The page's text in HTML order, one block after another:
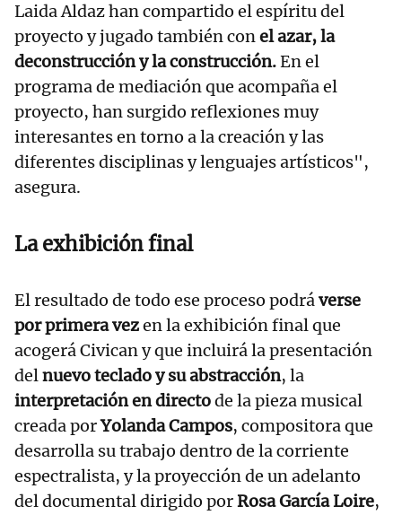
Laida Aldaz han compartido el espíritu del
proyecto y jugado también conel azar, la
deconstrucción y la construcción.En el
programa de mediación que acompaña el
proyecto, han surgido reflexiones muy
interesantes en torno a la creación y las
diferentes disciplinas y lenguajes artísticos",
asegura.
La exhibición final
El resultado de todo ese proceso podráverse
por primera vezen la exhibición final que
acogerá Civican y que incluirá la presentación
delnuevo teclado y su abstracción, la
interpretación en directode la pieza musical
creada porYolanda Campos, compositora que
desarrolla su trabajo dentro de la corriente
espectralista, y la proyección de un adelanto
del documental dirigido porRosa García Loire,